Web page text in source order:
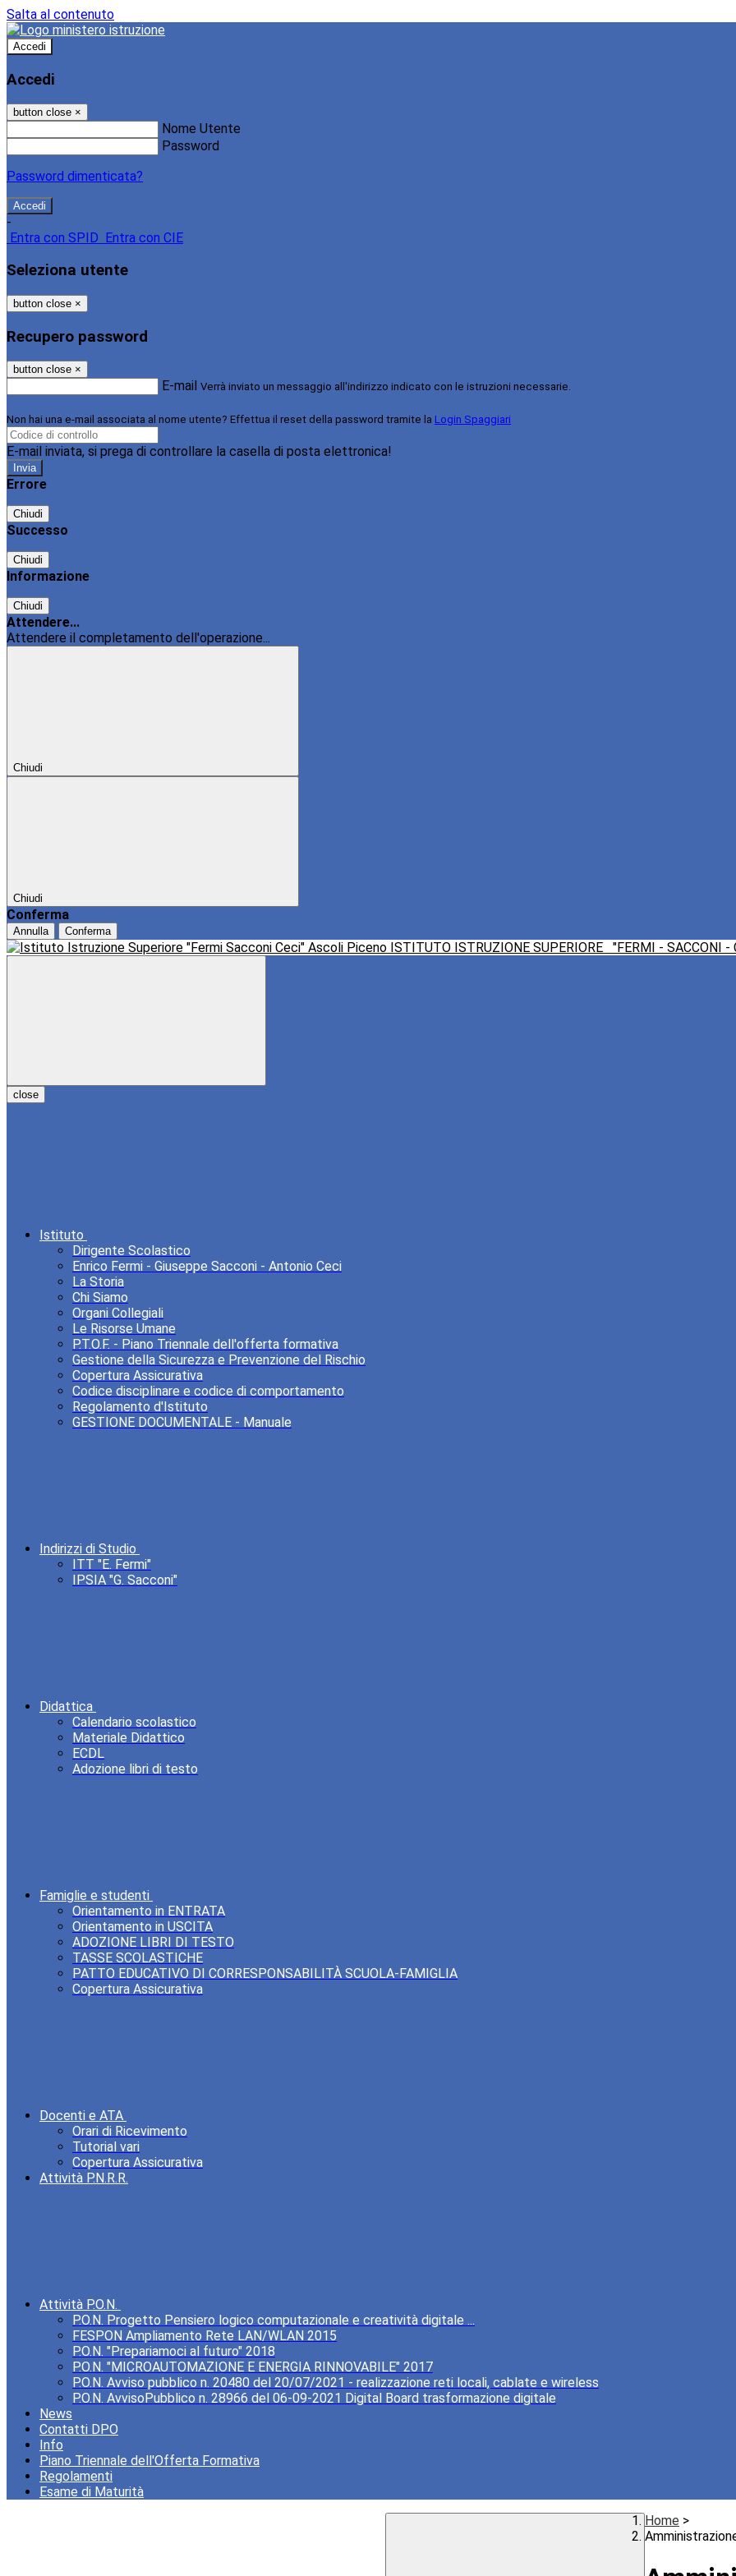
Salta al contenuto
Accedi
Accedi
button close ×
Nome Utente
Password
Password dimenticata?
-
Entra con SPID
Entra con CIE
Seleziona utente
button close ×
Recupero password
button close ×
E-mail Verrà inviato un messaggio all'indirizzo indicato con le istruzioni necessarie.
Non hai una e-mail associata al nome utente? Effettua il reset della password tramite la Login Spaggiari
E-mail inviata, si prega di controllare la casella di posta elettronica!
Errore
Chiudi
Successo
Chiudi
Informazione
Chiudi
Attendere...
Attendere il completamento dell'operazione...
Chiudi
Chiudi
Conferma
Annulla Conferma
ISTITUTO ISTRUZIONE SUPERIORE "FERMI - SACCONI -
close
Istituto
Dirigente Scolastico
Enrico Fermi - Giuseppe Sacconi - Antonio Ceci
La Storia
Chi Siamo
Organi Collegiali
Le Risorse Umane
P.T.O.F. - Piano Triennale dell'offerta formativa
Gestione della Sicurezza e Prevenzione del Rischio
Copertura Assicurativa
Codice disciplinare e codice di comportamento
Regolamento d'Istituto
GESTIONE DOCUMENTALE - Manuale
Indirizzi di Studio
ITT "E. Fermi"
IPSIA "G. Sacconi"
Didattica
Calendario scolastico
Materiale Didattico
ECDL
Adozione libri di testo
Famiglie e studenti
Orientamento in ENTRATA
Orientamento in USCITA
ADOZIONE LIBRI DI TESTO
TASSE SCOLASTICHE
PATTO EDUCATIVO DI CORRESPONSABILITÀ SCUOLA-FAMIGLIA
Copertura Assicurativa
Docenti e ATA
Orari di Ricevimento
Tutorial vari
Copertura Assicurativa
Attività P.N.R.R.
Attività P.O.N.
P.O.N. Progetto Pensiero logico computazionale e creatività digitale ...
FESPON Ampliamento Rete LAN/WLAN 2015
P.O.N. "Prepariamoci al futuro" 2018
P.O.N. "MICROAUTOMAZIONE E ENERGIA RINNOVABILE" 2017
P.O.N. Avviso pubblico n. 20480 del 20/07/2021 - realizzazione reti locali, cablate e wireless
P.O.N. AvvisoPubblico n. 28966 del 06-09-2021 Digital Board trasformazione digitale
News
Contatti DPO
Info
Piano Triennale dell'Offerta Formativa
Regolamenti
Esame di Maturità
Home >